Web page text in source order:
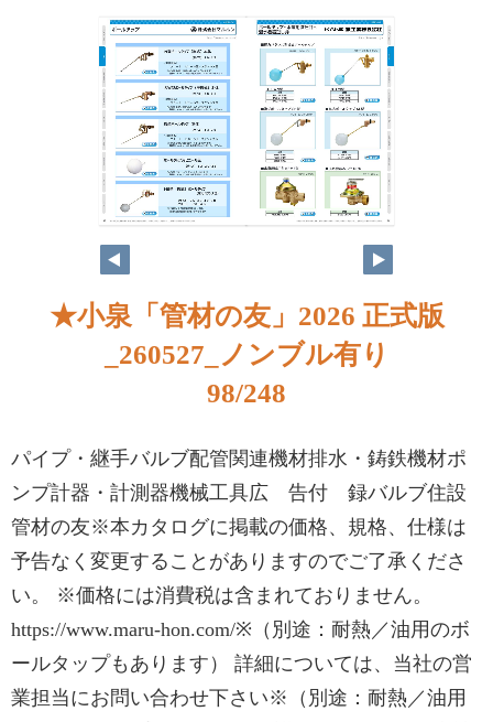
★小泉「管材の友」2026 正式版
_260527_ノンブル有り
98/248
パイプ・継手バルブ配管関連機材排水・鋳鉄機材ポ
ンプ計器・計測器機械工具広 告付 録バルブ住設
管材の友※本カタログに掲載の価格、規格、仕様は
予告なく変更することがありますのでご了承くださ
い。 ※価格には消費税は含まれておりません。
https://www.maru-hon.com/※（別途：耐熱／油用のボ
ールタップもあります） 詳細については、当社の営
業担当にお問い合わせ下さい※（別途：耐熱／油用